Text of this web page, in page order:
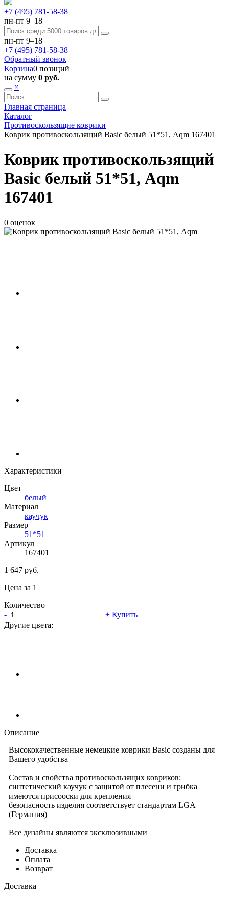
+7 (495) 781-58-38
пн-пт 9–18
пн-пт 9–18
+7 (495) 781-58-38
Обратный звонок
Корзина0 позиций
на сумму 0 руб.
×
Главная страница
Каталог
Противоскользящие коврики
Коврик противоскользящий Basic белый 51*51, Aqm 167401
Коврик противоскользящий
Basic белый 51*51, Aqm
167401
0 оценок
Характеристики
Цвет
белый
Материал
каучук
Размер
51*51
Артикул
167401
1 647 руб.
Цена за 1
Количество
-
+ Купить
Другие цвета:
Описание
Высококачественные немецкие коврики Basic созданы для
Вашего удобства
Состав и свойства противоскользящих ковриков:
синтетический каучук с защитой от плесени и грибка
имеются присооски для крепления
безопасность изделия соответствует стандартам LGA
(Германия)
Все дизайны являются эксклюзивными
Доставка
Оплата
Возврат
Доставка